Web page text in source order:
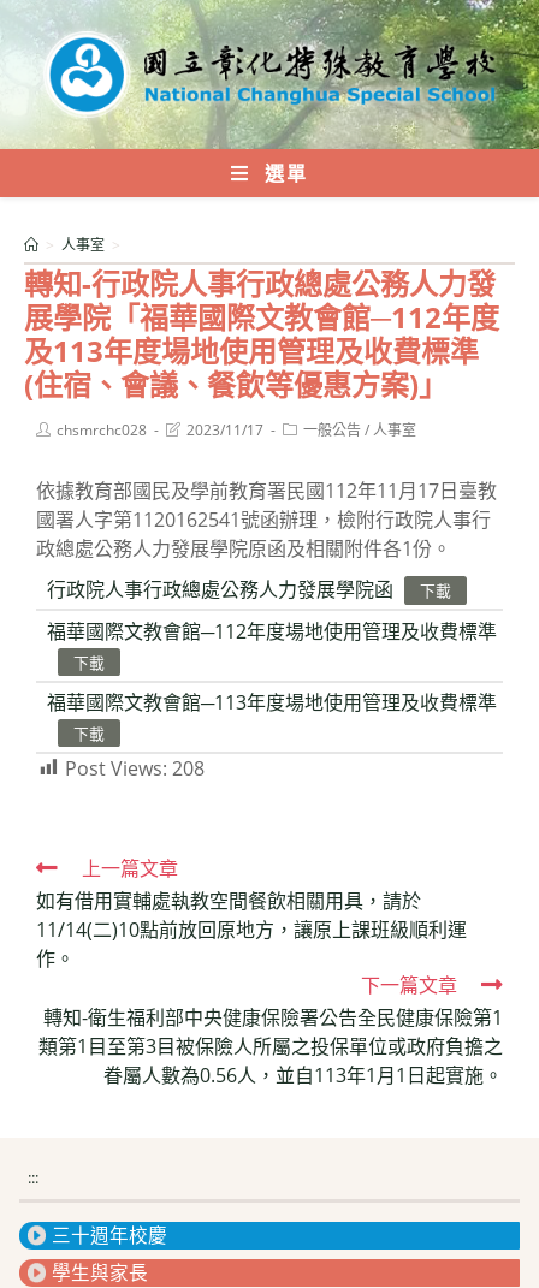
內
選單
轉知-行政院人事行政總處公務人力發
展學院「福華國際文教會館─112年度
及113年度場地使用管理及收費標準
(住宿、會議、餐飲等優惠方案)」
> 人事室 >
Postchsmrchc028
Post2023/11/17
Post一般公告/人事室
依據教育部國民及學前教育署民國112年11月17日臺教
國署人字第1120162541號函辦理，檢附行政院人事行
政總處公務人力發展學院原函及相關附件各1份。
行政院人事行政總處公務人力發展學院函
下載
福華國際文教會館─112年度場地使用管理及收費標準
下載
福華國際文教會館─113年度場地使用管理及收費標準
下載
Post Views: 208
Read
more
articles
上一篇文章
如有借用實輔處執教空間餐飲相關用具，請於
11/14(二)10點前放回原地方，讓原上課班級順利運
作。
下一篇文章
轉知-衛生福利部中央健康保險署公告全民健康保險第1
類第1目至第3目被保險人所屬之投保單位或政府負擔之
眷屬人數為0.56人，並自113年1月1日起實施。
:::
三十週年校慶
學生與家長